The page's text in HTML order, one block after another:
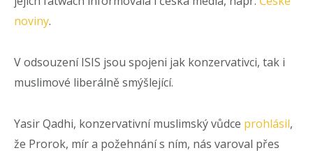
noviny.
V odsouzení ISIS jsou spojeni jak konzervativci, tak i
muslimové liberálně smýšlející.
Yasir Qadhi, konzervativní muslimský vůdce prohlásil,
že Prorok, mír a požehnání s ním, nás varoval přes